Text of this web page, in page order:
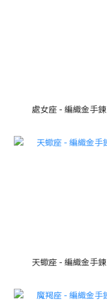
處女座 - 編織金手鍊
天蠍座 - 編織金手鍊